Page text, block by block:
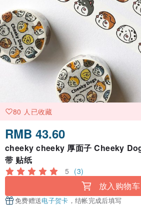
80 人已收藏
RMB 43.60
cheeky cheeky 厚面子 Cheeky
带 贴纸
5 (3)
放入购物车
免费赠送电子贺卡 ，结帐完成后填写